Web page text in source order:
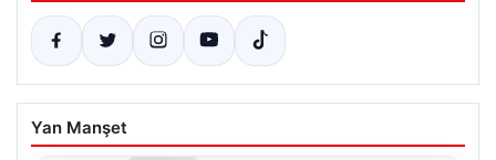
Yan Manşet